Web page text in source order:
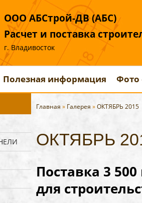
ООО АБСтрой-ДВ (АБС)
Расчет и поставка
г. Владивосток
Полезная информация Фото
Главная » Галерея »ОКТЯБРЬ 2015
ОКТЯБРЬ
Поставка 3
для